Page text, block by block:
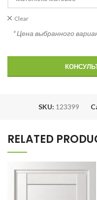
Clear
* Цена выбранного
SKU: 123399
RELATED